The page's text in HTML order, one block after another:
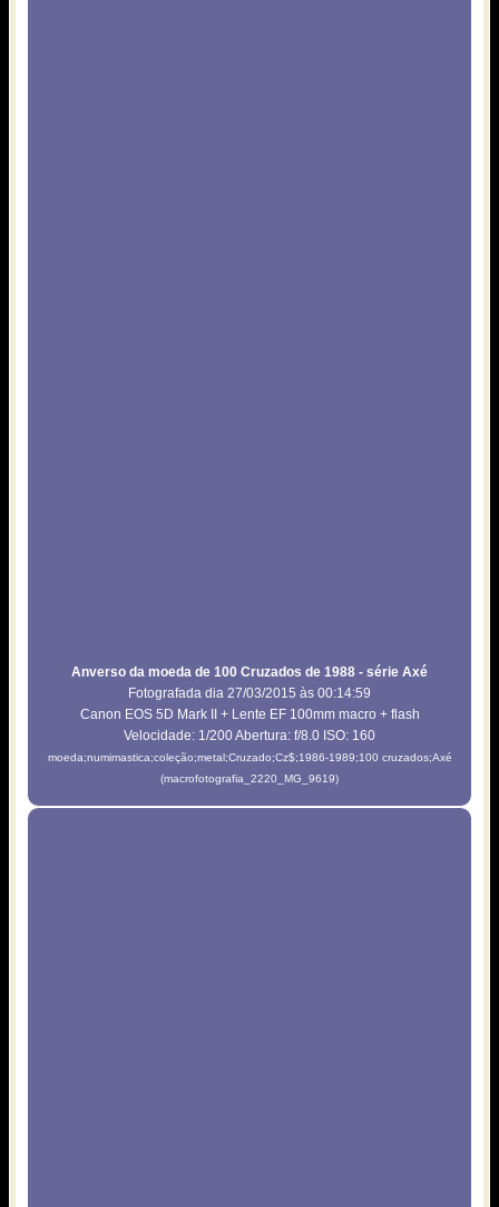
Anverso da moeda de 100 Cruzados de 1988 - série Axé
Fotografada dia 27/03/2015 às 00:14:59
Canon EOS 5D Mark II + Lente EF 100mm macro + flash
Velocidade: 1/200 Abertura: f/8.0 ISO: 160
moeda;numimastica;coleção;metal;Cruzado;Cz$;1986-1989;100 cruzados;Axé
(macrofotografia_2220_MG_9619)